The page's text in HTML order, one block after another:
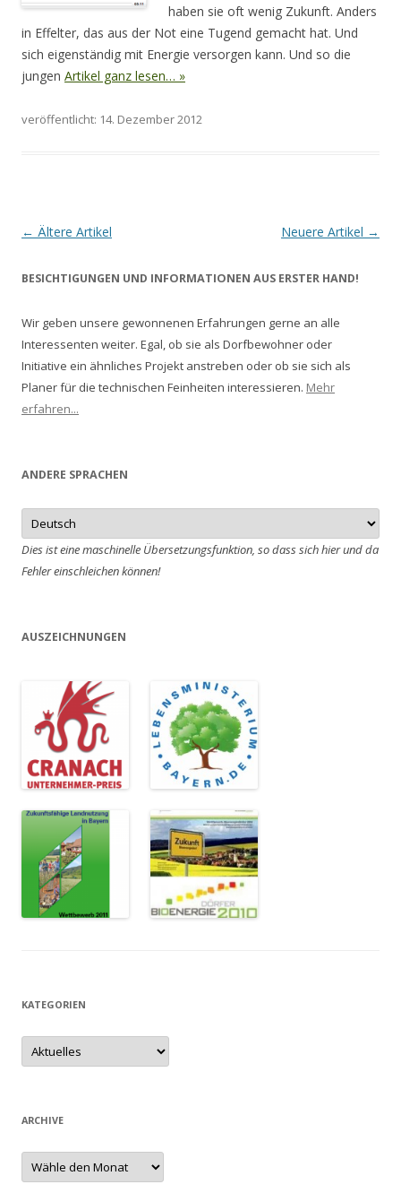
haben sie oft wenig Zukunft. Anders
in Effelter, das aus der Not eine Tugend gemacht hat. Und
sich eigenständig mit Energie versorgen kann. Und so die
jungen Artikel ganz lesen… »
veröffentlicht: 14. Dezember 2012
Artikel-Navigation
← Ältere Artikel Neuere Artikel →
BESICHTIGUNGEN UND INFORMATIONEN AUS ERSTER HAND!
Wir geben unsere gewonnenen Erfahrungen gerne an alle
Interessenten weiter. Egal, ob sie als Dorfbewohner oder
Initiative ein ähnliches Projekt anstreben oder ob sie sich als
Planer für die technischen Feinheiten interessieren. Mehr
erfahren...
ANDERE SPRACHEN
Dies ist eine maschinelle Übersetzungsfunktion, so dass sich hier und da
Fehler einschleichen können!
AUSZEICHNUNGEN
KATEGORIEN
ARCHIVE